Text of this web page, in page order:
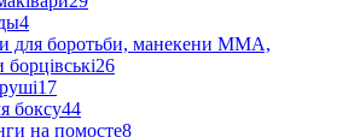
4
для боротьби, манекени ММА,
26
17
боксу44
на помосте8